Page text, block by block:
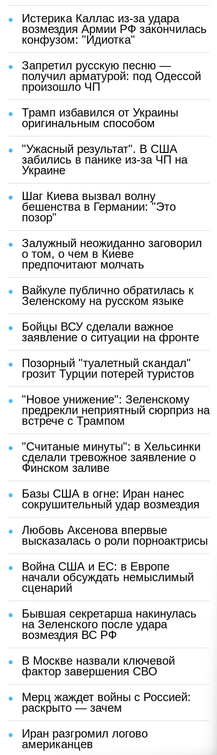
Истерика Каллас из-за удара
возмездия Армии РФ закончилась
конфузом: "Идиотка"
Запретил русскую песню —
получил арматурой: под Одессой
произошло ЧП
Трамп избавился от Украины
оригинальным способом
"Ужасный результат". В США
забились в панике из-за ЧП на
Украине
Шаг Киева вызвал волну
бешенства в Германии: "Это
позор"
Залужный неожиданно заговорил
о том, о чем в Киеве
предпочитают молчать
Вайкуле публично обратилась к
Зеленскому на русском языке
Бойцы ВСУ сделали важное
заявление о ситуации на фронте
Позорный "туалетный скандал"
грозит Турции потерей туристов
"Новое унижение": Зеленскому
предрекли неприятный сюрприз на
встрече с Трампом
"Считаные минуты": в Хельсинки
сделали тревожное заявление о
Финском заливе
Базы США в огне: Иран нанес
сокрушительный удар возмездия
Любовь Аксенова впервые
высказалась о роли порноактрисы
Война США и ЕС: в Европе
начали обсуждать немыслимый
сценарий
Бывшая секретарша накинулась
на Зеленского после удара
возмездия ВС РФ
В Москве назвали ключевой
фактор завершения СВО
Мерц жаждет войны с Россией:
раскрыто — зачем
Иран разгромил логово
американцев